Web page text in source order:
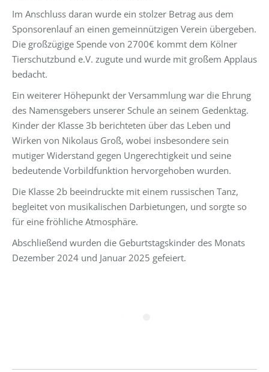
Im Anschluss daran wurde ein stolzer Betrag aus dem
Sponsorenlauf an einen gemeinnützigen Verein übergeben.
Die großzügige Spende von 2700€ kommt dem Kölner
Tierschutzbund e.V. zugute und wurde mit großem Applaus
bedacht.
Ein weiterer Höhepunkt der Versammlung war die Ehrung
des Namensgebers unserer Schule an seinem Gedenktag.
Kinder der Klasse 3b berichteten über das Leben und
Wirken von Nikolaus Groß, wobei insbesondere sein
mutiger Widerstand gegen Ungerechtigkeit und seine
bedeutende Vorbildfunktion hervorgehoben wurden.
Die Klasse 2b beeindruckte mit einem russischen Tanz,
begleitet von musikalischen Darbietungen, und sorgte so
für eine fröhliche Atmosphäre.
Abschließend wurden die Geburtstagskinder des Monats
Dezember 2024 und Januar 2025 gefeiert.